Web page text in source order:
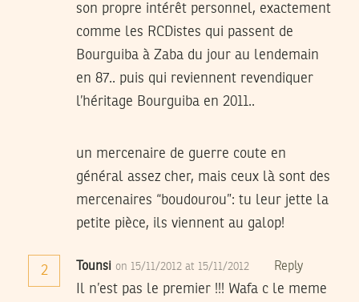
son propre intérêt personnel, exactement
comme les RCDistes qui passent de
Bourguiba à Zaba du jour au lendemain
en 87.. puis qui reviennent revendiquer
l’héritage Bourguiba en 2011..
un mercenaire de guerre coute en
général assez cher, mais ceux là sont des
mercenaires “boudourou”: tu leur jette la
petite pièce, ils viennent au galop!
2 Tounsi on 15/11/2012 at 15/11/2012 Reply
Il n’est pas le premier !!! Wafa c le meme